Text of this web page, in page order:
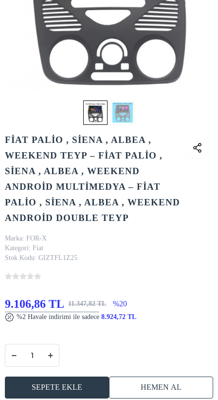
FİAT PALİO , SİENA , ALBEA ,
WEEKEND TEYP – FİAT PALİO ,
SİENA , ALBEA , WEEKEND
ANDROİD MULTİMEDYA – FİAT
PALİO , SİENA , ALBEA , WEEKEND
ANDROİD DOUBLE TEYP
Marka: FOR-X
Kategori: Fiat
Stok Kodu: GIZTFL1Z25
9.106,86 TL 11.347,82 TL %20
%2 Havale indirimi ile sadece 8.924,72 TL
SEPETE EKLE HEMEN AL